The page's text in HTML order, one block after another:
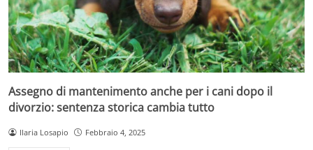
Assegno di mantenimento anche per i cani dopo il
divorzio: sentenza storica cambia tutto
Ilaria Losapio Febbraio 4, 2025